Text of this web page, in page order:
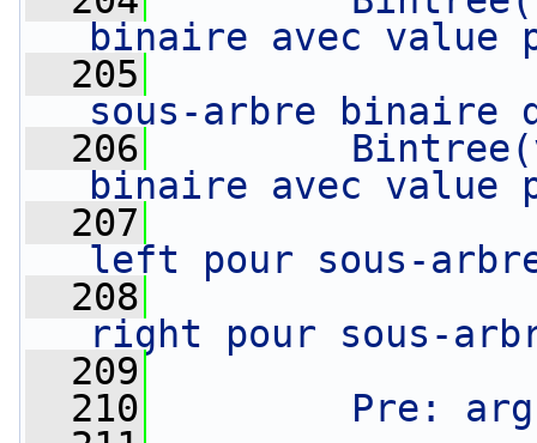
binaire avec value
  205
sous-arbre binaire
  206
binaire avec value
  207
left pour sous-
  208
right pour sous-
  209
  210
Pre: